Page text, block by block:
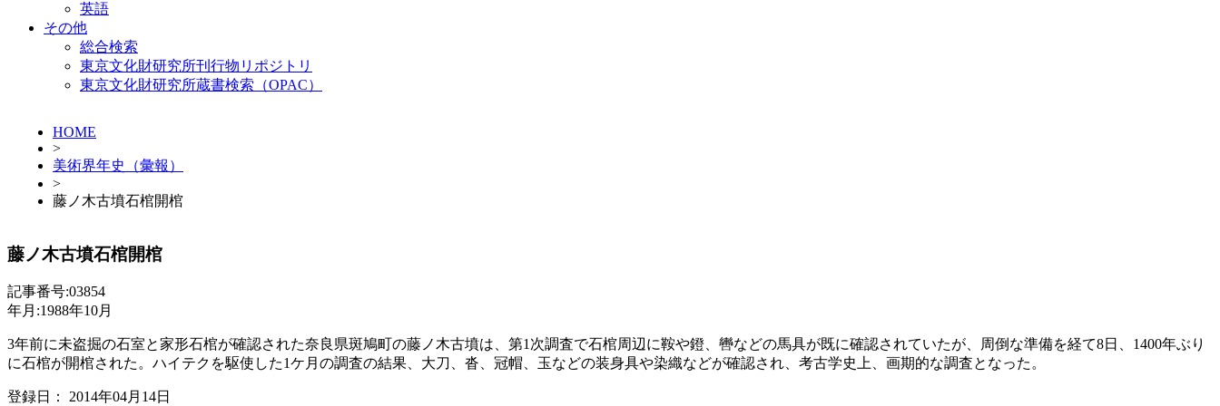
英語
その他
総合検索
東京文化財研究所刊行物リポジトリ
東京文化財研究所蔵書検索（OPAC）
HOME
>
美術界年史（彙報）
>
藤ノ木古墳石棺開棺
藤ノ木古墳石棺開棺
記事番号:03854
年月:1988年10月
3年前に未盗掘の石室と家形石棺が確認された奈良県斑鳩町の藤ノ木古墳は、第1次調査で石棺周辺に鞍や鐙、轡などの馬具が既に確認されていたが、周倒な準備を経て8日、1400年ぶり
に石棺が開棺された。ハイテクを駆使した1ケ月の調査の結果、大刀、沓、冠帽、玉などの装身具や染織などが確認され、考古学史上、画期的な調査となった。
登録日： 2014年04月14日